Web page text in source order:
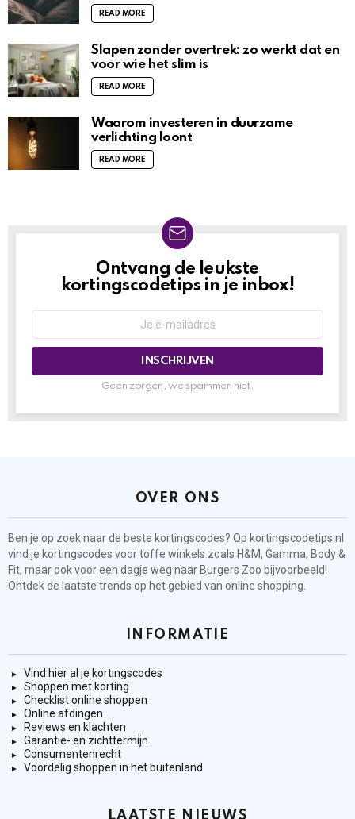
READ MORE
Slapen zonder overtrek: zo werkt dat en
voor wie het slim is
READ MORE
Waarom investeren in duurzame
verlichting loont
READ MORE
NIEUWSBRIEFOntvang de leukste
kortingscodetips in je inbox!
Geen zorgen, we spammen niet.
OVER ONS
Ben je op zoek naar de beste kortingscodes? Op kortingscodetips.nl
vind je kortingscodes voor toffe winkels zoals H&M, Gamma, Body &
Fit, maar ook voor een dagje weg naar Burgers Zoo bijvoorbeeld!
Ontdek de laatste trends op het gebied van online shopping.
INFORMATIE
Vind hier al je kortingscodes
Shoppen met korting
Checklist online shoppen
Online afdingen
Reviews en klachten
Garantie- en zichttermijn
Consumentenrecht
Voordelig shoppen in het buitenland
LAATSTE NIEUWS